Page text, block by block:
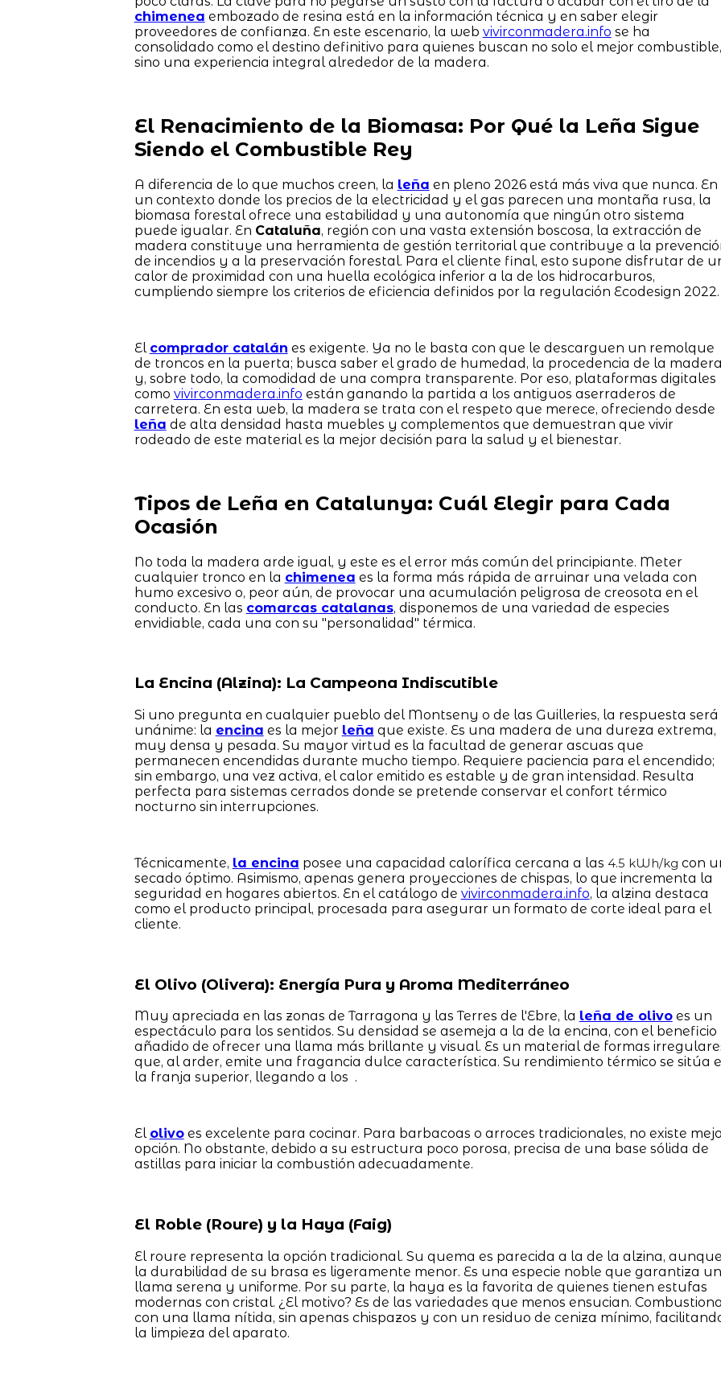
chimenea embozado de resina está en la información técnica y en saber elegir
proveedores de confianza. En este escenario, la web vivirconmadera.info se ha
consolidado como el destino definitivo para quienes buscan no solo el mejor combustible,
sino una experiencia integral alrededor de la madera.
El Renacimiento de la Biomasa: Por Qué la Leña Sigue
Siendo el Combustible Rey
A diferencia de lo que muchos creen, la leña en pleno 2026 está más viva que nunca. En
un contexto donde los precios de la electricidad y el gas parecen una montaña rusa, la
biomasa forestal ofrece una estabilidad y una autonomía que ningún otro sistema
puede igualar. En Cataluña, región con una vasta extensión boscosa, la extracción de
madera constituye una herramienta de gestión territorial que contribuye a la
de incendios y a la preservación forestal. Para el cliente final, esto supone disfrutar de
calor de proximidad con una huella ecológica inferior a la de los hidrocarburos,
cumpliendo siempre los criterios de eficiencia definidos por la regulación Ecodesign 2022.
El comprador catalán es exigente. Ya no le basta con que le descarguen un remolque
de troncos en la puerta; busca saber el grado de humedad, la procedencia de la madera
y, sobre todo, la comodidad de una compra transparente. Por eso, plataformas digitales
como vivirconmadera.info están ganando la partida a los antiguos aserraderos de
carretera. En esta web, la madera se trata con el respeto que merece, ofreciendo desde
leña de alta densidad hasta muebles y complementos que demuestran que vivir
rodeado de este material es la mejor decisión para la salud y el bienestar.
Tipos de Leña en Catalunya: Cuál Elegir para Cada
Ocasión
No toda la madera arde igual, y este es el error más común del principiante. Meter
cualquier tronco en la chimenea es la forma más rápida de arruinar una velada con
humo excesivo o, peor aún, de provocar una acumulación peligrosa de creosota en el
conducto. En las comarcas catalanas, disponemos de una variedad de especies
envidiable, cada una con su "personalidad" térmica.
La Encina (Alzina): La Campeona Indiscutible
Si uno pregunta en cualquier pueblo del Montseny o de las Guilleries, la respuesta será
unánime: la encina es la mejor leña que existe. Es una madera de una dureza extrema,
muy densa y pesada. Su mayor virtud es la facultad de generar ascuas que
permanecen encendidas durante mucho tiempo. Requiere paciencia para el encendido;
sin embargo, una vez activa, el calor emitido es estable y de gran intensidad. Resulta
perfecta para sistemas cerrados donde se pretende conservar el confort térmico
nocturno sin interrupciones.
Técnicamente, la encina posee una capacidad calorífica cercana a las 4.5 kWh/kg con
secado óptimo. Asimismo, apenas genera proyecciones de chispas, lo que incrementa la
seguridad en hogares abiertos. En el catálogo de vivirconmadera.info, la alzina destaca
como el producto principal, procesada para asegurar un formato de corte ideal para el
cliente.
El Olivo (Olivera): Energía Pura y Aroma Mediterráneo
Muy apreciada en las zonas de Tarragona y las Terres de l'Ebre, la leña de olivoes un
espectáculo para los sentidos. Su densidad se asemeja a la de la encina, con el beneficio
añadido de ofrecer una llama más brillante y visual. Es un material de formas
que, al arder, emite una fragancia dulce característica. Su rendimiento térmico se sitúa
la franja superior, llegando a los .
El olivoes excelente para cocinar. Para barbacoas o arroces tradicionales, no existe
opción. No obstante, debido a su estructura poco porosa, precisa de una base sólida de
astillas para iniciar la combustión adecuadamente.
El Roble (Roure) y la Haya (Faig)
El roure representa la opción tradicional. Su quema es parecida a la de la alzina, aunque
la durabilidad de su brasa es ligeramente menor. Es una especie noble que garantiza
llama serena y uniforme. Por su parte, la haya es la favorita de quienes tienen estufas
modernas con cristal. ¿El motivo? Es de las variedades que menos ensucian. Combustiona
con una llama nítida, sin apenas chispazos y con un residuo de ceniza mínimo,
la limpieza del aparato.